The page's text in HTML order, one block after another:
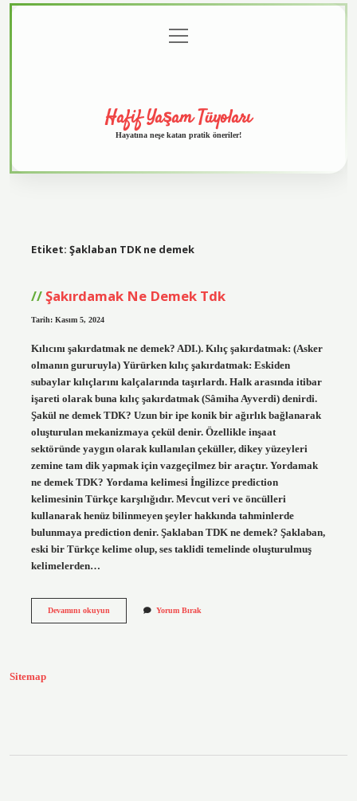
menüyü
aç
Hafif Yaşam Tüyoları
Hayatına neşe katan pratik öneriler!
Etiket: Şaklaban TDK ne demek
Şakırdamak Ne Demek Tdk
Tarih: Kasım 5, 2024
Kılıcını şakırdatmak ne demek? ADI.). Kılıç şakırdatmak: (Asker
olmanın gururuyla) Yürürken kılıç şakırdatmak: Eskiden
subaylar kılıçlarını kalçalarında taşırlardı. Halk arasında itibar
işareti olarak buna kılıç şakırdatmak (Sâmiha Ayverdi) denirdi.
Şakül ne demek TDK? Uzun bir ipe konik bir ağırlık bağlanarak
oluşturulan mekanizmaya çekül denir. Özellikle inşaat
sektöründe yaygın olarak kullanılan çeküller, dikey yüzeyleri
zemine tam dik yapmak için vazgeçilmez bir araçtır. Yordamak
ne demek TDK? Yordama kelimesi İngilizce prediction
kelimesinin Türkçe karşılığıdır. Mevcut veri ve öncülleri
kullanarak henüz bilinmeyen şeyler hakkında tahminlerde
bulunmaya prediction denir. Şaklaban TDK ne demek? Şaklaban,
eski bir Türkçe kelime olup, ses taklidi temelinde oluşturulmuş
kelimelerden…
Devamını okuyunŞakırdamak Yorum Bırak
Sitemap